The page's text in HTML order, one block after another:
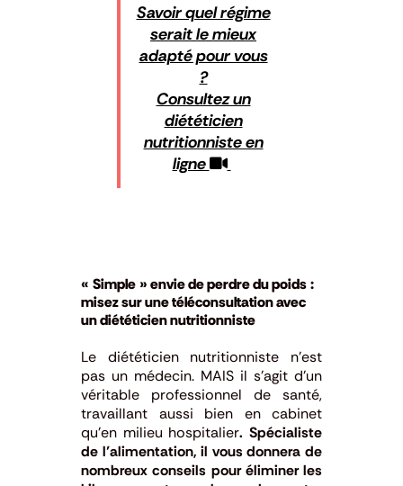
Savoir quel régime
serait le mieux
adapté pour vous
?
Consultez un
diététicien
nutritionniste en
ligne
« Simple » envie de perdre du poids :
misez sur une téléconsultation avec
un diététicien nutritionniste
Le diététicien nutritionniste n’est
pas un médecin. MAIS il s’agit d’un
véritable professionnel de santé,
travaillant aussi bien en cabinet
qu’en milieu hospitalier. Spécialiste
de l’alimentation, il vous donnera de
nombreux conseils pour éliminer les